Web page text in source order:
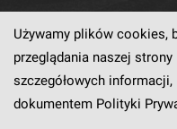
Odwiedź nas!
Używamy plików cookies,
przeglądania naszej
szczegółowych
dokumentem Polityki